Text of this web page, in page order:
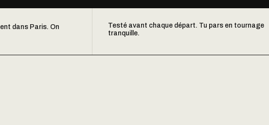
dans Paris. On
Testé avant chaque départ. Tu pars en tournage
tranquille.